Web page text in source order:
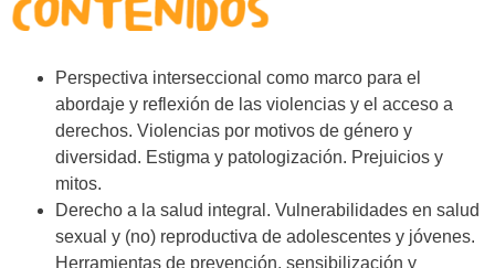
Perspectiva interseccional como marco para el
abordaje y reflexión de las violencias y el acceso a
derechos. Violencias por motivos de género y
diversidad. Estigma y patologización. Prejuicios y
mitos.
Derecho a la salud integral. Vulnerabilidades en salud
sexual y (no) reproductiva de adolescentes y jóvenes.
Herramientas de prevención, sensibilización y